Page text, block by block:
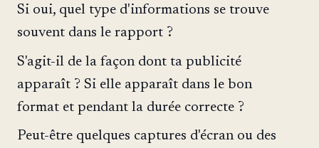
Si oui, quel type d'informations se trouve
souvent dans le rapport ?
S'agit-il de la façon dont ta publicité
apparaît ? Si elle apparaît dans le bon
format et pendant la durée correcte ?
Peut-être quelques captures d'écran ou des